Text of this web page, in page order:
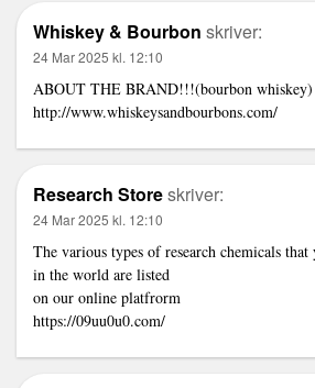
Whiskey & Bourbon skriver:
24 Mar 2025 kl. 12:10
ABOUT THE BRAND!!!(bourbon whiskey)
http://www.whiskeysandbourbons.com/
Research Storeskriver:
24 Mar 2025 kl. 12:10
The various types of research chemicals that
in the world are listed
on our online platfrorm
https://09uu0u0.com/